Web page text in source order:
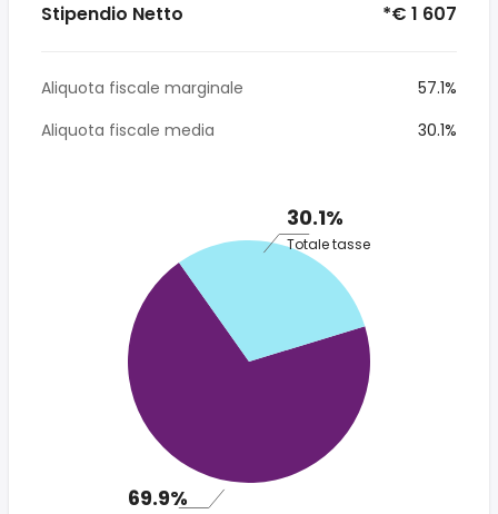
Stipendio Netto *€ 1 607
Aliquota fiscale marginale
57.1%
Aliquota fiscale media
30.1%
30.1%
Totale tasse
69.9%